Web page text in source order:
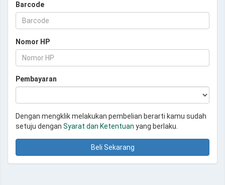
Barcode
Nomor HP
Pembayaran
Dengan mengklik melakukan pembelian berarti kamu sudah
setuju dengan Syarat dan Ketentuan yang berlaku.
Beli Sekarang